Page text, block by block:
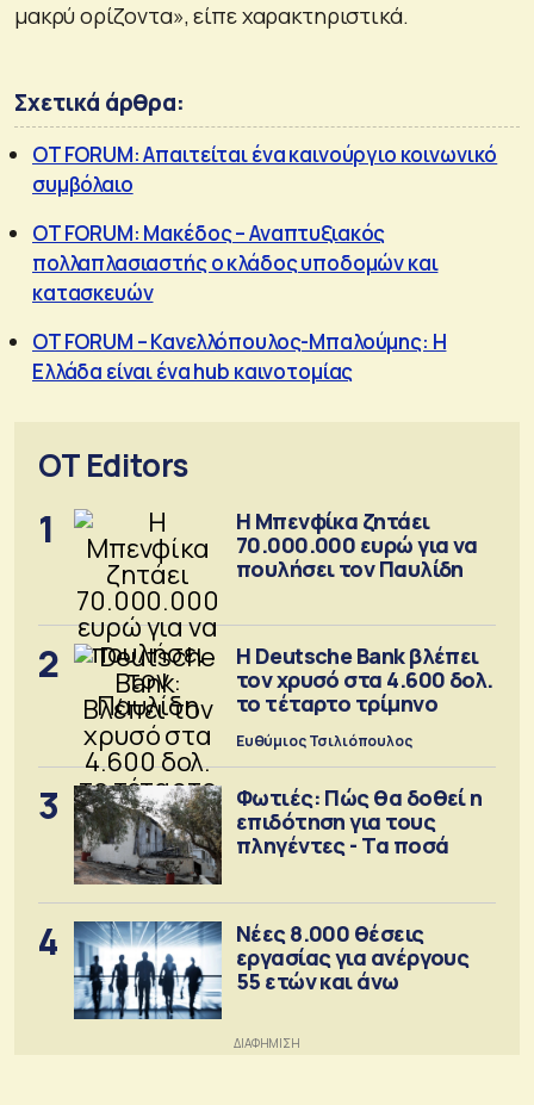
μακρύ ορίζοντα», είπε χαρακτηριστικά.
Σχετικά άρθρα:
OT FORUM: Απαιτείται ένα καινούργιο κοινωνικό
συμβόλαιο
OT FORUM: Μακέδος – Αναπτυξιακός
πολλαπλασιαστής ο κλάδος υποδομών και
κατασκευών
OT FORUM – Κανελλόπουλος-Μπαλούμης: Η
Ελλάδα είναι ένα hub καινοτομίας
OT Editors
1
Η Μπενφίκα ζητάει
70.000.000 ευρώ για να
πουλήσει τον Παυλίδη
2
Η Deutsche Bank βλέπει
τον χρυσό στα 4.600 δολ.
το τέταρτο τρίμηνο
Ευθύμιος Τσιλιόπουλος
3
Φωτιές: Πώς θα δοθεί η
επιδότηση για τους
πληγέντες - Τα ποσά
4
Νέες 8.000 θέσεις
εργασίας για ανέργους
55 ετών και άνω